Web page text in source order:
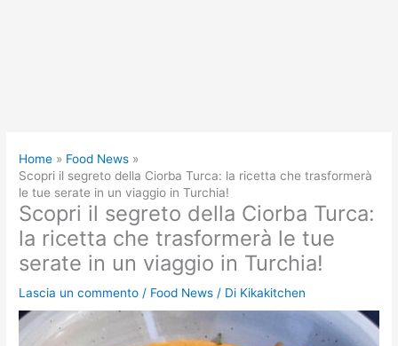
Home
Food News
Scopri il segreto della Ciorba Turca: la ricetta che trasformerà
le tue serate in un viaggio in Turchia!
Scopri il segreto della Ciorba Turca:
la ricetta che trasformerà le tue
serate in un viaggio in Turchia!
Lascia un commento / Food News / Di Kikakitchen